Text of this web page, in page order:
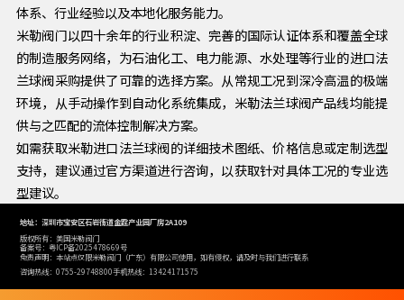
体系、行业经验以及本地化服务能力。
米勒阀门以四十余年的行业积淀、完善的国际认证体系和覆盖全球
的制造服务网络，为石油化工、电力能源、水处理等行业的进口法
兰球阀采购提供了可靠的选择方案。从常规工况到深冷高温的极端
环境，从手动操作到自动化系统集成，米勒法兰球阀产品线均能提
供与之匹配的流体控制解决方案。
如需获取米勒进口法兰球阀的详细技术图纸、价格信息或定制选型
支持，建议通过官方渠道进行咨询，以获取针对具体工况的专业选
型建议。
地址：深圳市宝安区石岩街道金霆产业园厂房2A109
版权所有：美国米勒阀门
备案号：粤ICP备2025478669号
免责声明：本站点仅限米勒阀门（广东）有限公司使用，如有侵权，请及时与我们进行联系
咨询热线：0755-29748800手机热线：13424171575